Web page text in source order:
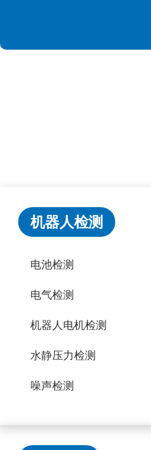
机器人检测
电池检测
电气检测
机器人电机检测
水静压力检测
噪声检测